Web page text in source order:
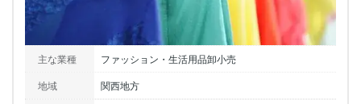
主な業種
ファッション・生活用品卸小売
地域
関西地方